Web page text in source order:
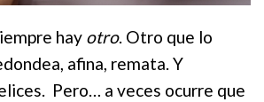
hay otro. Otro que lo
afina, remata. Y
Pero… a veces ocurre que